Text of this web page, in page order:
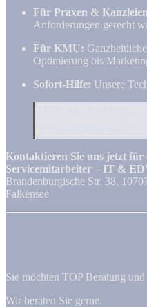
Für Praxen &
Anforderungen gerecht
Für KMU:
Optimierung bis
Sofort-Hilfe: Unsere
Kontaktieren Sie uns jetzt für
Servicemitarbeiter – IT &
Brandenburgische Str. 38,
Falkensee
Sie möchten TOP Beratung
Wir beraten Sie gerne.